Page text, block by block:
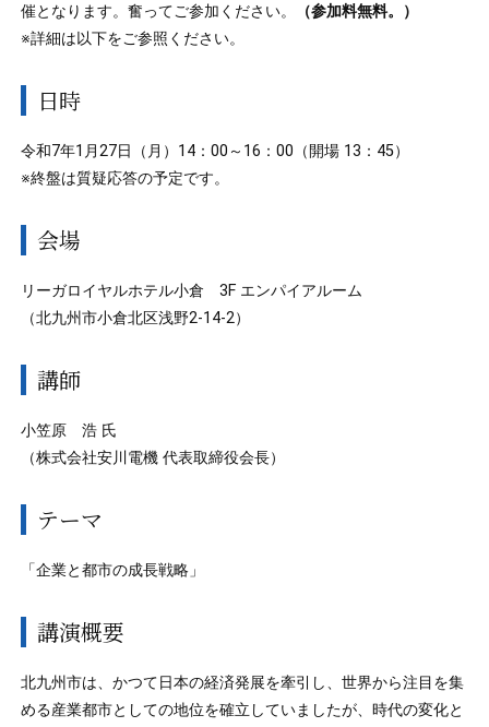
催となります。奮ってご参加ください。
（参加料無料。）
※詳細は以下をご参照ください。
日時
令和7年1月27日（月）14：00～16：00（開場 13：45）
※終盤は質疑応答の予定です。
会場
リーガロイヤルホテル小倉 3F エンパイアルーム
（北九州市小倉北区浅野2-14-2）
講師
小笠原 浩 氏
（株式会社安川電機 代表取締役会長）
テーマ
「企業と都市の成長戦略」
講演概要
北九州市は、かつて日本の経済発展を牽引し、世界から注目を集
める産業都市としての地位を確立していましたが、時代の変化と